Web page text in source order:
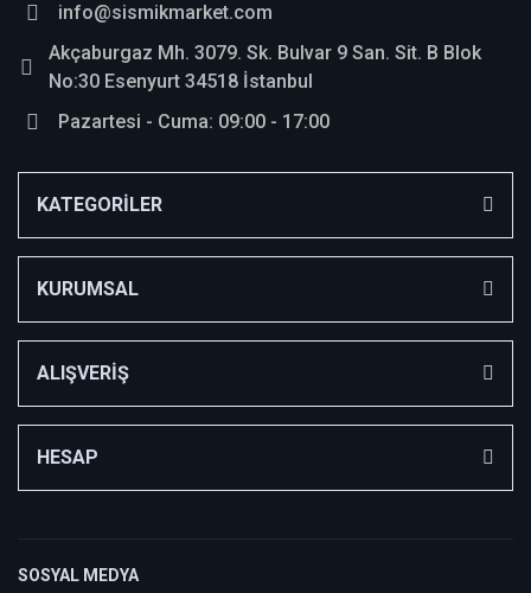
info@sismikmarket.com
Akçaburgaz Mh. 3079. Sk. Bulvar 9 San. Sit. B Blok
No:30 Esenyurt 34518 İstanbul
Pazartesi - Cuma: 09:00 - 17:00
KATEGORİLER
KURUMSAL
ALIŞVERİŞ
HESAP
SOSYAL MEDYA